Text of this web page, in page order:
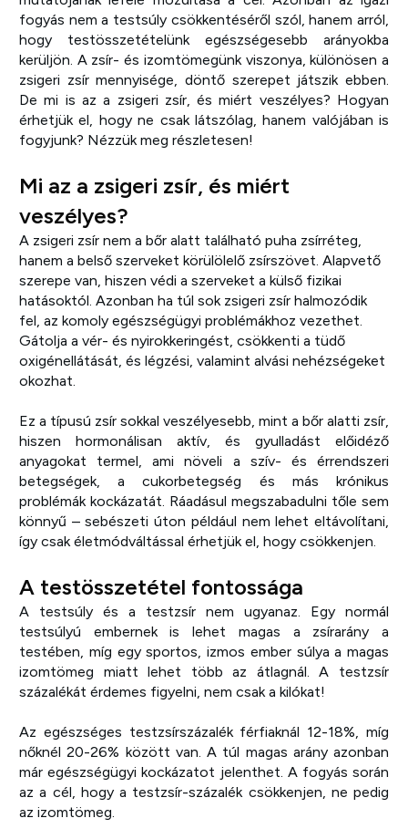
fogyás nem a testsúly csökkentéséről szól, hanem arról,
hogy testösszetételünk egészségesebb arányokba
kerüljön. A zsír- és izomtömegünk viszonya, különösen a
zsigeri zsír mennyisége, döntő szerepet játszik ebben.
De mi is az a zsigeri zsír, és miért veszélyes? Hogyan
érhetjük el, hogy ne csak látszólag, hanem valójában is
fogyjunk? Nézzük meg részletesen!
Mi az a zsigeri zsír, és miért
veszélyes?
A zsigeri zsír nem a bőr alatt található puha zsírréteg,
hanem a belső szerveket körülölelő zsírszövet. Alapvető
szerepe van, hiszen védi a szerveket a külső fizikai
hatásoktól. Azonban ha túl sok zsigeri zsír halmozódik
fel, az komoly egészségügyi problémákhoz vezethet.
Gátolja a vér- és nyirokkeringést, csökkenti a tüdő
oxigénellátását, és légzési, valamint alvási nehézségeket
okozhat.
Ez a típusú zsír sokkal veszélyesebb, mint a bőr alatti zsír,
hiszen hormonálisan aktív, és gyulladást előidéző
anyagokat termel, ami növeli a szív- és érrendszeri
betegségek, a cukorbetegség és más krónikus
problémák kockázatát. Ráadásul megszabadulni tőle sem
könnyű – sebészeti úton például nem lehet eltávolítani,
így csak életmódváltással érhetjük el, hogy csökkenjen.
A testösszetétel fontossága
A testsúly és a testzsír nem ugyanaz. Egy normál
testsúlyú embernek is lehet magas a zsírarány a
testében, míg egy sportos, izmos ember súlya a magas
izomtömeg miatt lehet több az átlagnál. A testzsír
százalékát érdemes figyelni, nem csak a kilókat!
Az egészséges testzsírszázalék férfiaknál 12-18%, míg
nőknél 20-26% között van. A túl magas arány azonban
már egészségügyi kockázatot jelenthet. A fogyás során
az a cél, hogy a testzsír-százalék csökkenjen, ne pedig
az izomtömeg.